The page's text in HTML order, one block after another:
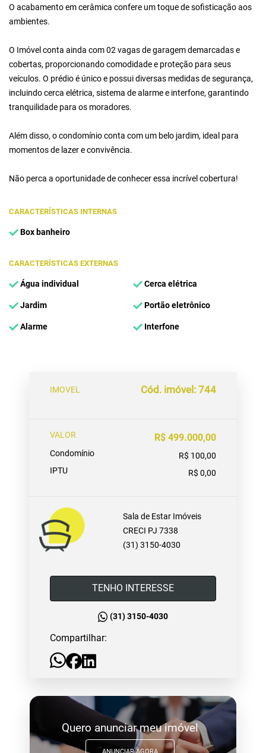
O acabamento em cerâmica confere um toque de sofisticação aos
ambientes.
O Imóvel conta ainda com 02 vagas de garagem demarcadas e
cobertas, proporcionando comodidade e proteção para seus
veículos. O prédio é único e possui diversas medidas de segurança,
incluindo cerca elétrica, sistema de alarme e interfone, garantindo
tranquilidade para os moradores.
Além disso, o condomínio conta com um belo jardim, ideal para
momentos de lazer e convivência.
Não perca a oportunidade de conhecer essa incrível cobertura!
CARACTERÍSTICAS INTERNAS
Box banheiro
CARACTERÍSTICAS EXTERNAS
Água individual Cerca elétrica
Jardim Portão eletrônico
Alarme Interfone
IMOVEL Cód. imóvel: 744
VALOR R$ 499.000,00
Condomínio
R$ 100,00
IPTU
R$ 0,00
Sala de Estar Imóveis
CRECI PJ 7338
(31) 3150-4030
TENHO INTERESSE
(31) 3150-4030
Compartilhar:
Quero anunciar meu imóvel